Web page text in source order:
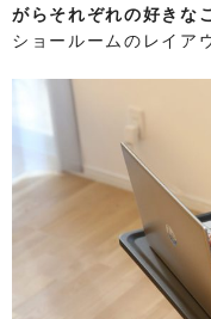
がらそれぞれの好きな
ショールームのレイア